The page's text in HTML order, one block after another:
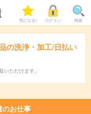
気になる! ログイン 検索
の洗浄・加工/日払い
いただけます。
のお仕事